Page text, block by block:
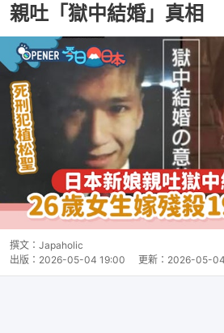
親吐「獄中結婚」真相
撰文： Japaholic
出版： 2026-05-04 19:00 更新： 2026-05-